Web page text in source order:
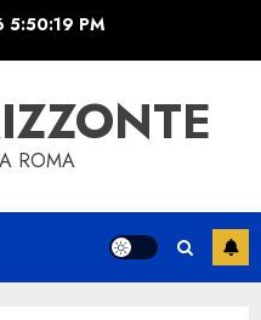
5:50:20 PM
ROMA